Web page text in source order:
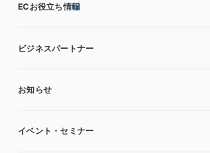
ECお役立ち情報
ビジネスパートナー
お知らせ
イベント・セミナー